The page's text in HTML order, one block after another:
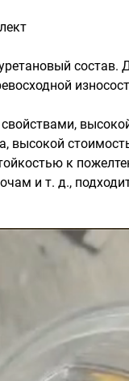
состав.
высокой
к
и т. д.,